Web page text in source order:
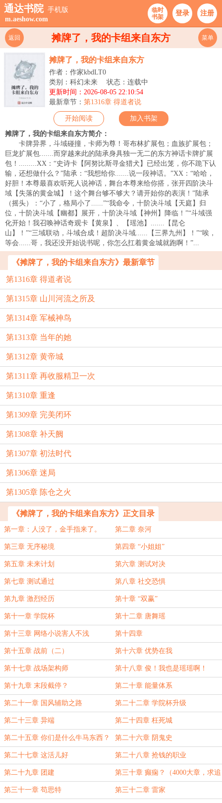
通达书院 手机版
m.aeshow.com
临时
书架
登录 注册
摊牌了，我的卡组来自东方
返回 菜单
摊牌了，我的卡组来自东方
作者：作家kbdLT0
类别：科幻未来
状态：连载中
更新时间：2026-08-05 22:10:54
最新章节： 第1316章 得道者说
开始阅读 加入书架
摊牌了，我的卡组来自东方简介：
卡牌异界，斗域碰撞，卡师为尊！哥布林扩展包；血族扩展包；
巨龙扩展包.......而穿越来此的陆承身具独一无二的东方神话卡牌扩展
包！.........XX：“史诗卡【阿努比斯寻金猎犬】已经出笼，你不跪下认
输，还想做什么？”陆承：“我想给你.......说一段神话。”XX：“哈哈，
好胆！本尊最喜欢听死人说神话，舞台本尊来给你搭，张开四阶决斗
域【失落的黄金城】！这个舞台够不够大？请开始你的表演！”陆承
（摇头）：“小了，格局小了......”“我命令，十阶决斗域【天庭】归
位，十阶决斗域【幽都】展开，十阶决斗域【神州】降临！”“斗域强
化开始！我召唤神话奇观卡【黄泉】、【瑶池】.......【昆仑
山】！”“三域联动，斗域合成！超阶决斗域......【三界九州】！”“唉，
等会......哥，我还没开始说书呢，你怎么扛着黄金城就跑啊！”...
《摊牌了，我的卡组来自东方》最新章节
第1316章 得道者说
第1315章 山川河流之所及
第1314章 军械神鸟
第1313章 当年的她
第1312章 黄帝城
第1311章 再收服精卫一次
第1310章 重逢
第1309章 完美闭环
第1308章 补天阙
第1307章 初法时代
第1306章 迷局
第1305章 陈仓之火
《摊牌了，我的卡组来自东方》正文目录
第一章：人没了，金手指来了。 第二章 奈河
第三章 无序秘境 第四章 “小姐姐”
第五章 未来计划 第六章 测试对决
第七章 测试通过 第八章 社交恐惧
第九章 激烈经历 第十章 “双赢”
第十一章 学院杯 第十二章 唐舞瑶
第十三章 网络小说害人不浅 第十四章
第十五章 战前（二） 第十六章 优势在我
第十七章 战场架构师 第十八章 俊！我也是瑶瑶啊！
第十九章 末段截停？ 第二十章 能量体系
第二十一章 国风辅助之路 第二十二章 学院杯升级
第二十三章 异端 第二十四章 枉死城
第二十五章 你们是什么牛马东西？ 第二十六章 阴鬼史
第二十七章 这活儿好 第二十八章 抢钱的职业
第二十九章 团建 第三十章 癫痫？（4000大章，求追
读哦）
第三十一章 苟思特 第三十二章 雷家